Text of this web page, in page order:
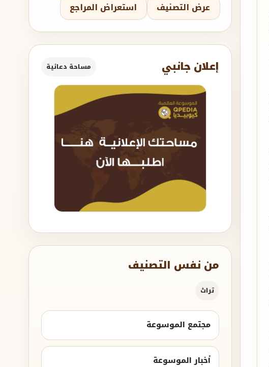
عرض التصنيف استعراض المراجع
إعلان جانبي مساحة دعائية
من نفس التصنيف
تراث
مجتمع الموسوعة
أخبار الموسوعة